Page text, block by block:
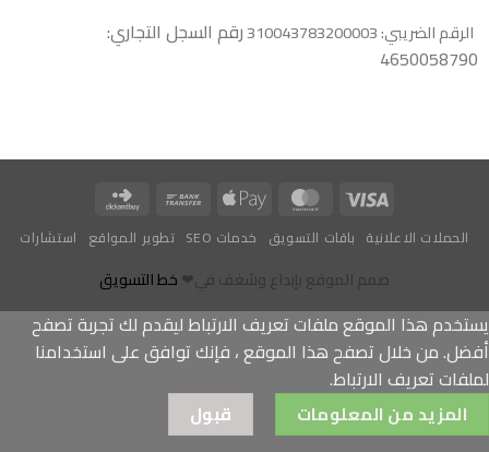
الرقم الضريبي: 310043783200003
رقم السجل التجاري:
4650058790
Visa
MasterCard
Apple
Bank
Buy
الحملات الاعلانية باقات التسويق خدمات SEO تطوير المواقع استشارات
صمم الموقع بإبداع وشغف في❤خط التسويق
يستخدم هذا الموقع ملفات تعريف الارتباط ليقدم لك تجربة تصفح
أفضل. من خلال تصفح هذا الموقع ، فإنك توافق على استخدامنا
لملفات تعريف الارتباط.
المزيد من المعلومات قبول